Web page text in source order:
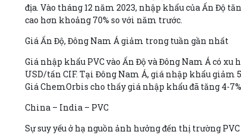
địa. Vào tháng 12 năm 2023, nhập khẩu của Ấn Độ
cao hơn khoảng 70% so với năm trước.
Giá Ấn Độ, Đông Nam Á giảm trong tuần gần nhất
Giá nhập khẩu PVC vào Ấn Độ và Đông Nam Á có
USD/tấn CIF. Tại Đông Nam Á, giá nhập khẩu giảm
Giá ChemOrbis cho thấy giá nhập khẩu đã tăng 4-
China – India – PVC
Sự suy yếu ở hạ nguồn ảnh hưởng đến thị trường